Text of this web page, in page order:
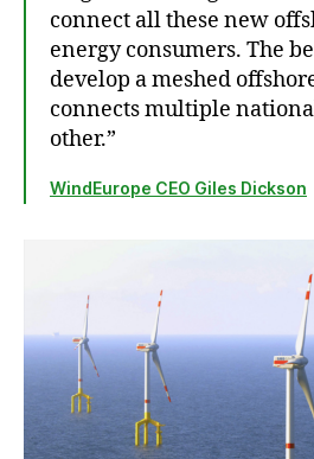
connect all these new
energy consumers. The
develop a meshed
connects multiple
other.”
WindEurope CEO Giles Dickson